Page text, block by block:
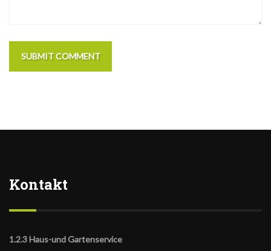
SUBMIT COMMENT
Kontakt
1.2.3 Haus-und Gartenservice